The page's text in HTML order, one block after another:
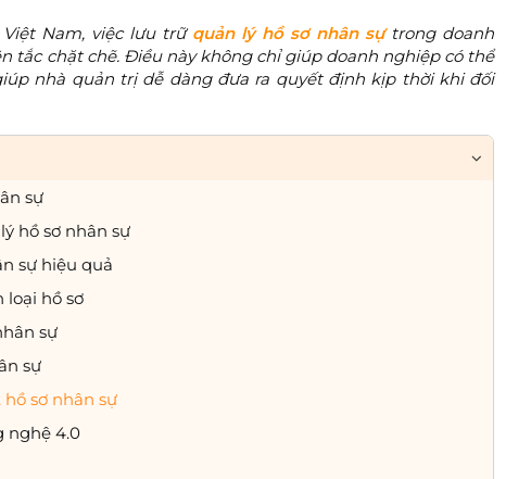
Nam, việc lưu trữ quản lý hồ sơ nhân sựtrong doanh
tắc chặt chẽ. Điều này không chỉ giúp doanh nghiệp có thể
nhà quản trị dễ dàng đưa ra quyết định kịp thời khi đối
sự
hồ sơ nhân sự
sự hiệu quả
loại hồ sơ
sự
sự
sơ nhân sự
nghệ 4.0